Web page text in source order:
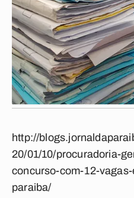
http://
20/01/10/procuradoria-
concurso-com-12-
paraiba/